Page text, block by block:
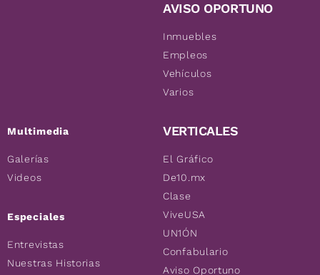
Multimedia
Galerías
Videos
Especiales
Entrevistas
Nuestras Historias
AVISO OPORTUNO
Inmuebles
Empleos
Vehículos
Varios
VERTICALES
El Gráfico
De10.mx
Clase
ViveUSA
UN1ÓN
Confabulario
Aviso Oportuno